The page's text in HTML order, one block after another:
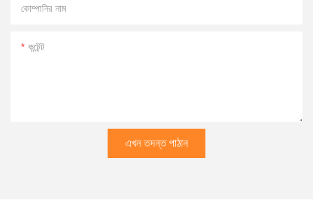
কোম্পানির নাম
কন্টেন্ট
এখন তদন্ত পাঠান